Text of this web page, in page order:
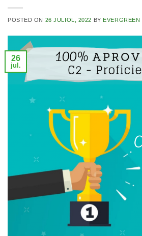
POSTED ON 26 JULIOL, 2022 BY EVERGREEN
26
jul.